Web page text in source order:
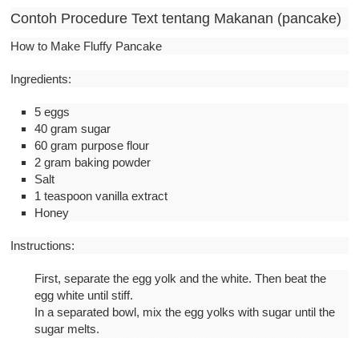
Contoh Procedure Text tentang Makanan (pancake)
How to Make Fluffy Pancake
Ingredients:
5 eggs
40 gram sugar
60 gram purpose flour
2 gram baking powder
Salt
1 teaspoon vanilla extract
Honey
Instructions:
First, separate the egg yolk and the white. Then beat the
egg white until stiff.
In a separated bowl, mix the egg yolks with sugar until the
sugar melts.